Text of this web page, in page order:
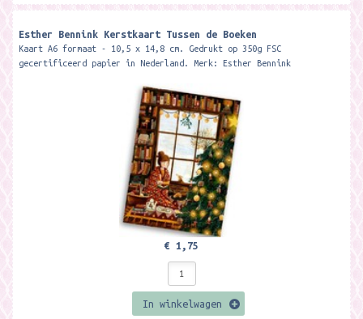
Esther Bennink Kerstkaart Tussen de Boeken
Kaart A6 formaat - 10,5 x 14,8 cm. Gedrukt op 350g FSC
gecertificeerd papier in Nederland. Merk: Esther Bennink
€ 1,75
In winkelwagen